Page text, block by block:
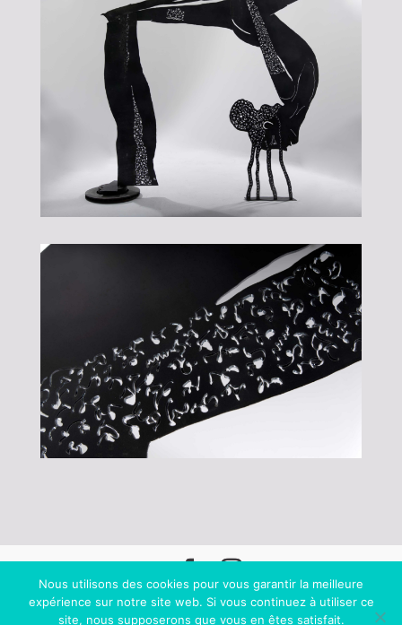
© Charlotte Peyrard 2020| Sculptures de métal |
Nous utilisons des cookies pour vous garantir la meilleure
expérience sur notre site web. Si vous continuez à utiliser ce
site, nous supposerons que vous en êtes satisfait.